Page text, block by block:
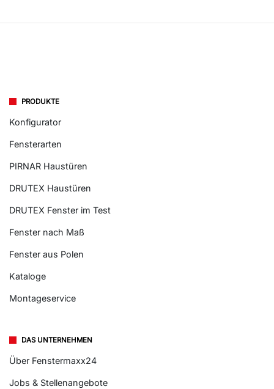
PRODUKTE
Konfigurator
Fensterarten
PIRNAR Haustüren
DRUTEX Haustüren
DRUTEX Fenster im Test
Fenster nach Maß
Fenster aus Polen
Kataloge
Montageservice
DAS UNTERNEHMEN
Über Fenstermaxx24
Jobs & Stellenangebote